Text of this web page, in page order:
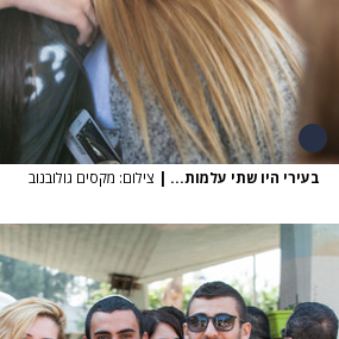
בעירי היו שתי עלמות... | צילום: מקסים גולובנוב